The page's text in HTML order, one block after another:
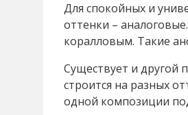
Для спокойных и
оттенки –
коралловым. Такие
Существует и другой
строится на разных
одной композиции